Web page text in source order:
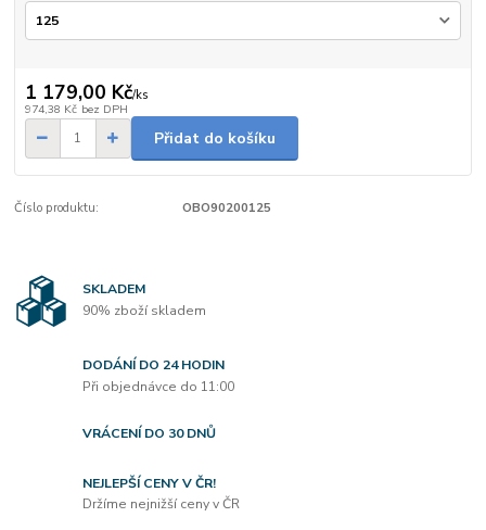
1 179,00 Kč/ks
974,38 Kč bez DPH
Přidat do košíku
Číslo produktu: OBO90200125
SKLADEM
90% zboží skladem
DODÁNÍ DO 24 HODIN
Při objednávce do 11:00
VRÁCENÍ DO 30 DNŮ
NEJLEPŠÍ CENY V ČR!
Držíme nejnižší ceny v ČR